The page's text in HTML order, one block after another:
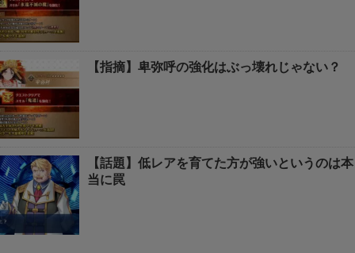
【指摘】卑弥呼の強化はぶっ壊れじゃない？
【話題】低レアを育てた方が強いというのは本
当に罠